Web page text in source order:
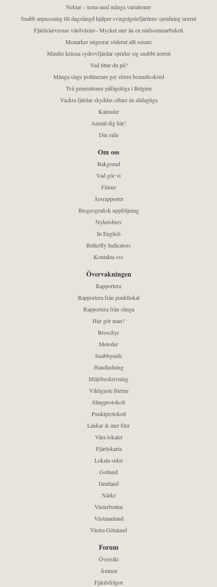
Nektar – tema med många variationer
Snabb anpassning till dagslängd hjälper svingelgräsfjärilens spridning norrut
Fjärilslarvernas värdväxter– Mycket mer än en midsommarbukett
Monarker migrerar söderut allt senare
Mindre kräsna sydrovfjärilar sprider sig snabbt norrut
Vad tittar du på?
Många slags pollinerare ger större bomullsskörd
Två generationer påfågelöga i Belgien
Vackra fjärilar skyddas oftare än alldagliga
Kalender
Anmäl dig här!
Din sida
Om oss
Bakgrund
Vad gör vi
Filmer
Årsrapporter
Biogeografisk uppföljning
Nyhetsbrev
In English
Butterfly Indicators
Kontakta oss
Övervakningen
Rapportera
Rapportera från punktlokal
Rapportera från slinga
Hur gör man?
Broschyr
Metoder
Snabbguide
Handledning
Miljöbeskrivning
Viktigaste filerna
Slingprotokoll
Punktprotokoll
Länkar & mer filer
Våra lokaler
Fjärilskarta
Lokala sidor
Gotland
Jämtland
Närke
Västerbotten
Västmanland
Västra Götaland
Forum
Översikt
Ämnen
Fjärilsfrågor